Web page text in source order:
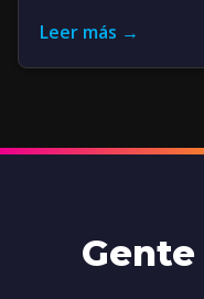
Leer más →